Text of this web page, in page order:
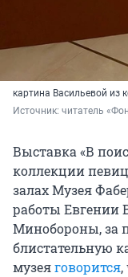
картина Васильевой из
Источник: читатель
Выставка «В
коллекции
залах Музея
работы Евгении
Минобороны, за
блистательную
музеяговорится,